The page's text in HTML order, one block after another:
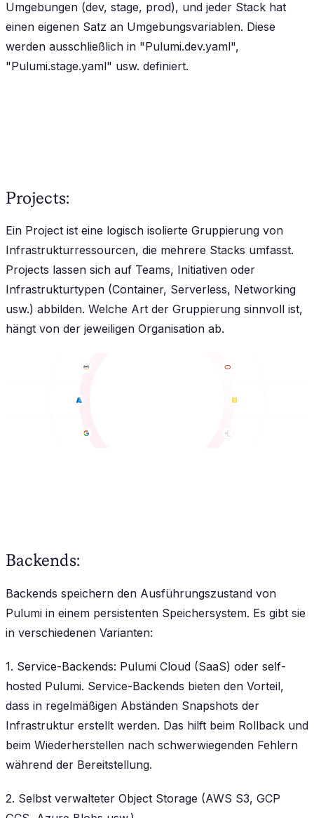
Umgebungen (dev, stage, prod), und jeder Stack hat
einen eigenen Satz an Umgebungsvariablen. Diese
werden ausschließlich in "Pulumi.dev.yaml",
"Pulumi.stage.yaml" usw. definiert.
Projects:
Ein Project ist eine logisch isolierte Gruppierung von
Infrastrukturressourcen, die mehrere Stacks umfasst.
Projects lassen sich auf Teams, Initiativen oder
Infrastrukturtypen (Container, Serverless, Networking
usw.) abbilden. Welche Art der Gruppierung sinnvoll ist,
hängt von der jeweiligen Organisation ab.
Backends:
Backends speichern den Ausführungszustand von
Pulumi in einem persistenten Speichersystem. Es gibt sie
in verschiedenen Varianten:
1. Service-Backends: Pulumi Cloud (SaaS) oder self-
hosted Pulumi. Service-Backends bieten den Vorteil,
dass in regelmäßigen Abständen Snapshots der
Infrastruktur erstellt werden. Das hilft beim Rollback und
beim Wiederherstellen nach schwerwiegenden Fehlern
während der Bereitstellung.
2. Selbst verwalteter Object Storage (AWS S3, GCP